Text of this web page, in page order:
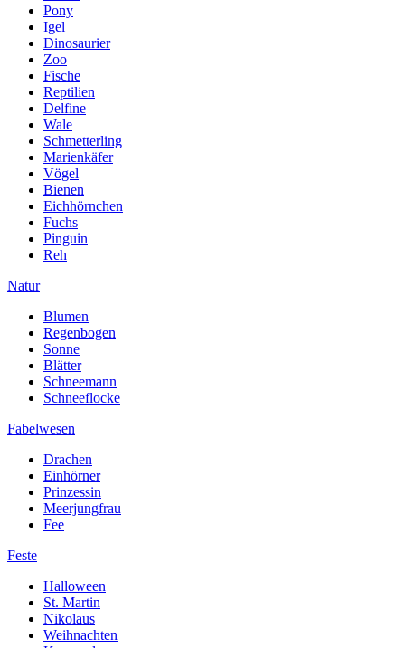
Pony
Igel
Dinosaurier
Zoo
Fische
Reptilien
Delfine
Wale
Schmetterling
Marienkäfer
Vögel
Bienen
Eichhörnchen
Fuchs
Pinguin
Reh
Natur
Blumen
Regenbogen
Sonne
Blätter
Schneemann
Schneeflocke
Fabelwesen
Drachen
Einhörner
Prinzessin
Meerjungfrau
Fee
Feste
Halloween
St. Martin
Nikolaus
Weihnachten